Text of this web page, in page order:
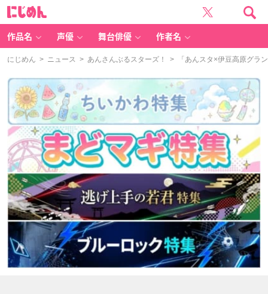
作品名 声優 舞台俳優 作者名
にじめん > ニュース > あんさんぶるスターズ！ > 「あんスタ×伊豆高原グラ